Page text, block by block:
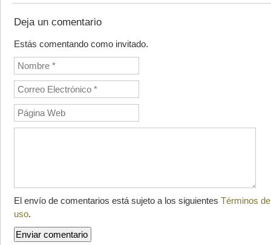
Deja un comentario
Estás comentando como invitado.
El envío de comentarios está sujeto a los siguientes Términos de
uso.